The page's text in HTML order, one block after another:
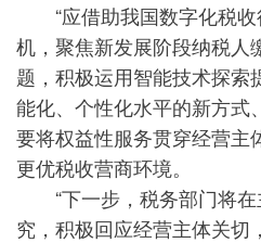
“应借助我国数字化税收
机，聚焦新发展阶段纳税人
题，积极运用智能技术探索
能化、个性化水平的新方式
要将权益性服务贯穿经营主
更优税收营商环境。
“下一步，税务部门将在
究，积极回应经营主体关切